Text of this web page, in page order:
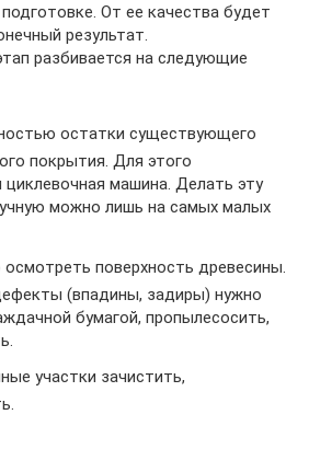
От ее качества будет
результат.
разбивается на следующие
остатки существующего
покрытия. Для этого
циклевочная машина. Делать эту
можно лишь на самых малых
осмотреть поверхность древесины.
(впадины, задиры) нужно
бумагой, пропылесосить,
участки зачистить,